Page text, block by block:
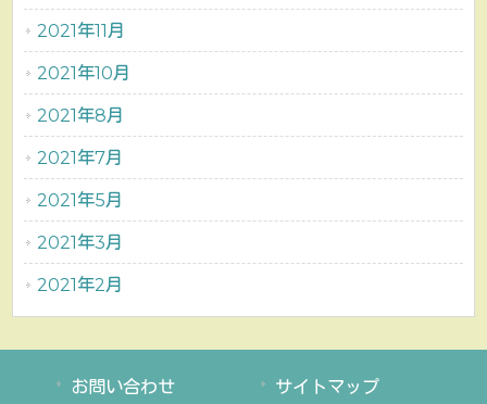
2021年11月
2021年10月
2021年8月
2021年7月
2021年5月
2021年3月
2021年2月
お問い合わせ サイトマップ